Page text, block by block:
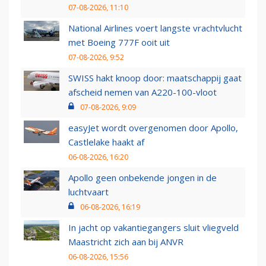
07-08-2026, 11:10
National Airlines voert langste vrachtvlucht
met Boeing 777F ooit uit
07-08-2026, 9:52
SWISS hakt knoop door: maatschappij gaat
afscheid nemen van A220-100-vloot
07-08-2026, 9:09
easyJet wordt overgenomen door Apollo,
Castlelake haakt af
06-08-2026, 16:20
Apollo geen onbekende jongen in de
luchtvaart
06-08-2026, 16:19
In jacht op vakantiegangers sluit vliegveld
Maastricht zich aan bij ANVR
06-08-2026, 15:56